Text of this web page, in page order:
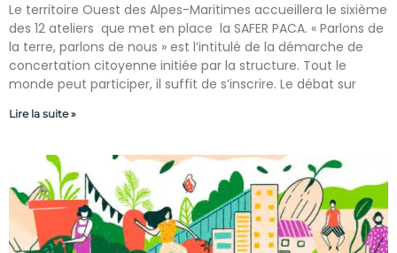
Le territoire Ouest des Alpes-Maritimes accueillera le sixième
des 12 ateliers que met en place la SAFER PACA. « Parlons de
la terre, parlons de nous » est l’intitulé de la démarche de
concertation citoyenne initiée par la structure. Tout le
monde peut participer, il suffit de s’inscrire. Le débat sur
Lire la suite »